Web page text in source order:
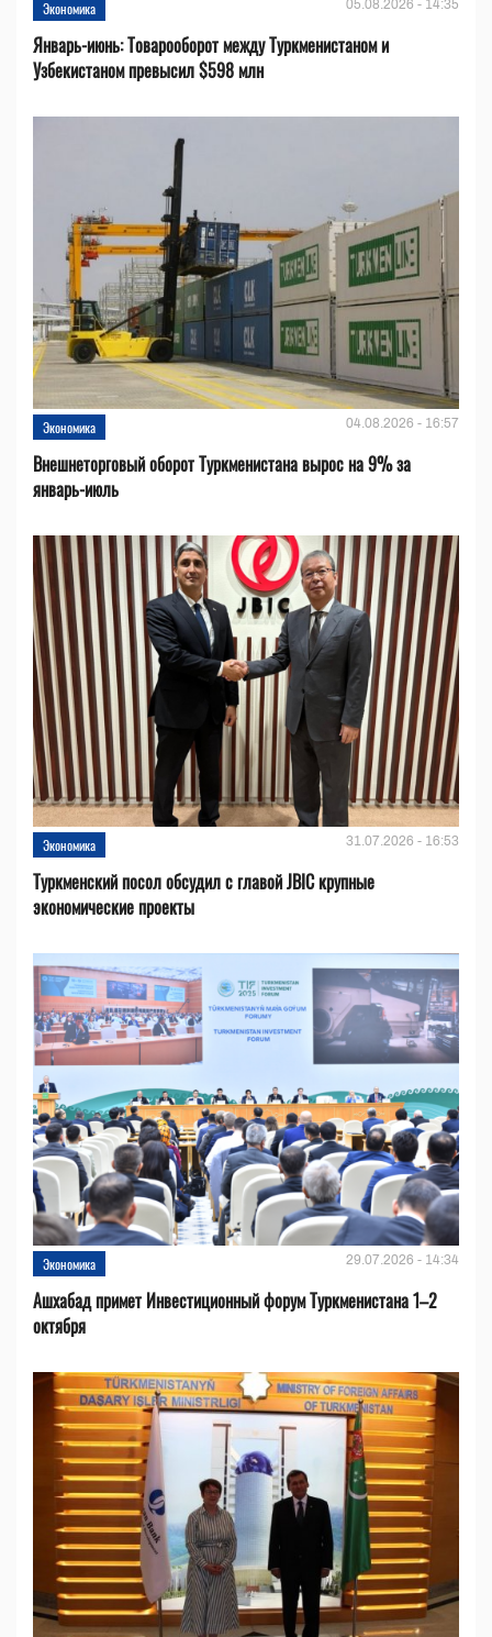
Экономика 05.08.2026 - 14:35
Январь-июнь: Товарооборот между Туркменистаном и
Узбекистаном превысил $598 млн
Экономика 04.08.2026 - 16:57
Внешнеторговый оборот Туркменистана вырос на 9% за
январь-июль
Экономика 31.07.2026 - 16:53
Туркменский посол обсудил с главой JBIC крупные
экономические проекты
Экономика 29.07.2026 - 14:34
Ашхабад примет Инвестиционный форум Туркменистана 1–2
октября